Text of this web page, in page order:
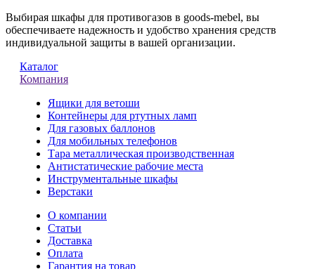
Выбирая шкафы для противогазов в goods-mebel, вы
обеспечиваете надежность и удобство хранения средств
индивидуальной защиты в вашей организации.
Каталог
Компания
Ящики для ветоши
Контейнеры для ртутных ламп
Для газовых баллонов
Для мобильных телефонов
Тара металлическая производственная
Антистатические рабочие места
Инструментальные шкафы
Верстаки
О компании
Статьи
Доставка
Оплата
Гарантия на товар